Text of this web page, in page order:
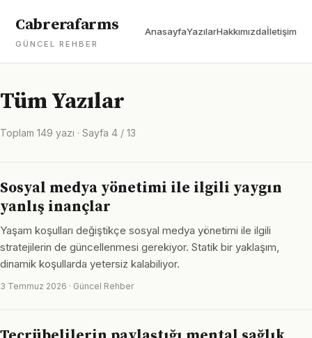
Cabrerafarms
GÜNCEL REHBER
AnasayfaYazılarHakkımızdaİletişim
Tüm Yazılar
Toplam 149 yazı · Sayfa 4 / 13
Sosyal medya yönetimi ile ilgili yaygın
yanlış inançlar
Yaşam koşulları değiştikçe sosyal medya yönetimi ile ilgili
stratejilerin de güncellenmesi gerekiyor. Statik bir yaklaşım,
dinamik koşullarda yetersiz kalabiliyor.
3 Temmuz 2026 · Güncel Rehber